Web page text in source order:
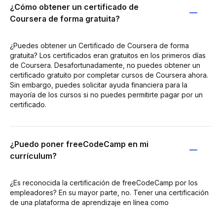
¿Cómo obtener un certificado de
Coursera de forma gratuita?
¿Puedes obtener un Certificado de Coursera de forma
gratuita? Los certificados eran gratuitos en los primeros días
de Coursera. Desafortunadamente, no puedes obtener un
certificado gratuito por completar cursos de Coursera ahora.
Sin embargo, puedes solicitar ayuda financiera para la
mayoría de los cursos si no puedes permitirte pagar por un
certificado.
¿Puedo poner freeCodeCamp en mi
currículum?
¿Es reconocida la certificación de freeCodeCamp por los
empleadores? En su mayor parte, no. Tener una certificación
de una plataforma de aprendizaje en línea como